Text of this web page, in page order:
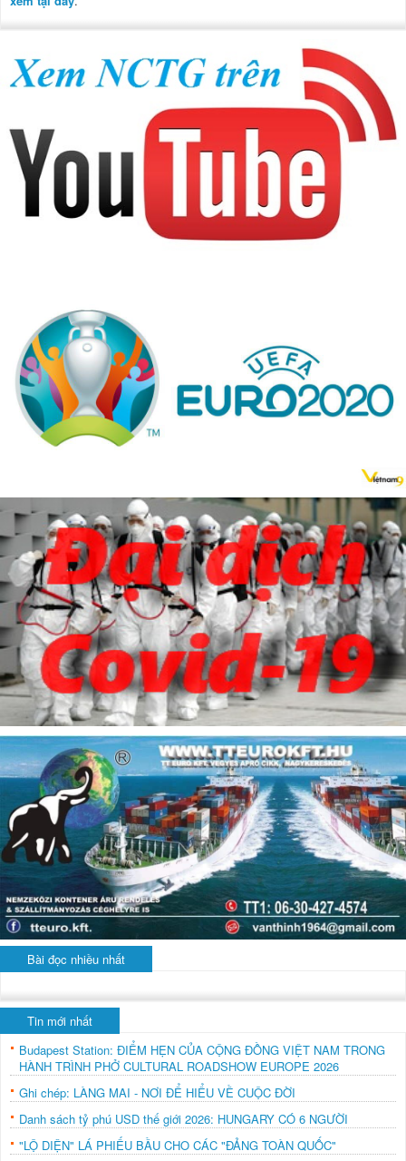
Bài đọc nhiều nhất
Tin mới nhất
Budapest Station: ĐIỂM HẸN CỦA CỘNG ĐỒNG VIỆT NAM TRONG
HÀNH TRÌNH PHỞ CULTURAL ROADSHOW EUROPE 2026
Ghi chép: LÀNG MAI - NƠI ĐỂ HIỂU VỀ CUỘC ĐỜI
Danh sách tỷ phú USD thế giới 2026: HUNGARY CÓ 6 NGƯỜI
"LỘ DIỆN" LÁ PHIẾU BẦU CHO CÁC "ĐẢNG TOÀN QUỐC"